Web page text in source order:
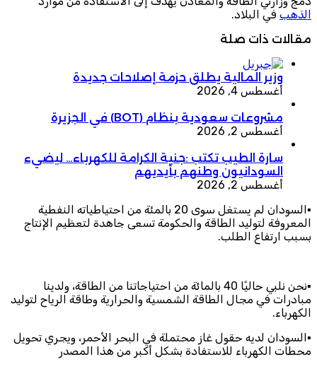
الذهب في البلاد.
مقالات ذات صلة
وزير المالية يطلق حزمة إصلاحات جديدة
أغسطس 4, 2026
مشروعات سعودية بنظام (BOT) في الجزيرة
أغسطس 2, 2026
سارة الطيب تكتب :جنية الكرامة للكهرباء… ليضيء
السودانيون وطنهم بأيديهم
أغسطس 2, 2026
▪️السودان لم يستغل سوى 20 بالمئة من احتياطياته النفطية
المعروفة لتوليد الطاقة والحكومة تسعى جاهدة لتعظيم الإنتاج
بسبب ارتفاع الطلب.
▪️نحن نلبي حاليًا 40 بالمائة من احتياجاتنا من الطاقة، ولدينا
مبادرات في مجال الطاقة الشمسية والحرارية وطاقة الرياح لتوليد
الكهرباء.
▪️السودان لديه حقول غاز محتملة في البحر الأحمر، ويجري تحويل
محطات الكهرباء للاستفادة بشكل أكبر من هذا المصدر